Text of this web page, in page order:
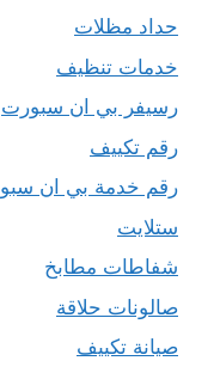
حداد مظلات
خدمات تنظيف
رسيفر بي ان سبورت
رقم تكييف
رقم خدمة بي ان
ستلايت
شفاطات مطابخ
صالونات حلاقة
صيانة تكييف